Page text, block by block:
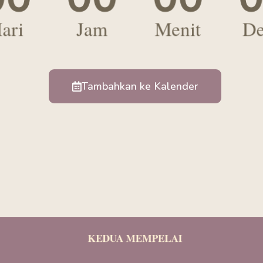
Jam Menit
Tambahkan ke Kalender
KEDUA MEMPELAI
Muhammad